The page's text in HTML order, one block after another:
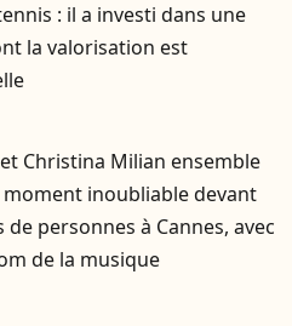
: il a investi dans une
la valorisation est
Christina Milian ensemble
moment inoubliable devant
personnes à Cannes, avec
de la musique